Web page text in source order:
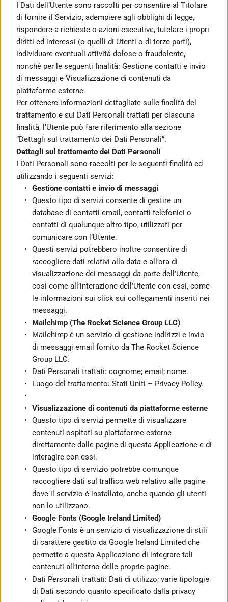
I Dati dell’Utente sono raccolti per consentire al Titolare
di fornire il Servizio, adempiere agli obblighi di legge,
rispondere a richieste o azioni esecutive, tutelare i propri
diritti ed interessi (o quelli di Utenti o di terze parti),
individuare eventuali attività dolose o fraudolente,
nonché per le seguenti finalità: Gestione contatti e invio
di messaggi e Visualizzazione di contenuti da
piattaforme esterne.
Per ottenere informazioni dettagliate sulle finalità del
trattamento e sui Dati Personali trattati per ciascuna
finalità, l’Utente può fare riferimento alla sezione
“Dettagli sul trattamento dei Dati Personali”.
Dettagli sul trattamento dei Dati Personali
I Dati Personali sono raccolti per le seguenti finalità ed
utilizzando i seguenti servizi:
Gestione contatti e invio di messaggi
Questo tipo di servizi consente di gestire un
database di contatti email, contatti telefonici o
contatti di qualunque altro tipo, utilizzati per
comunicare con l’Utente.
Questi servizi potrebbero inoltre consentire di
raccogliere dati relativi alla data e all’ora di
visualizzazione dei messaggi da parte dell’Utente,
così come all’interazione dell’Utente con essi, come
le informazioni sui click sui collegamenti inseriti nei
messaggi.
Mailchimp (The Rocket Science Group LLC)
Mailchimp è un servizio di gestione indirizzi e invio
di messaggi email fornito da The Rocket Science
Group LLC.
Dati Personali trattati: cognome; email; nome.
Luogo del trattamento: Stati Uniti – Privacy Policy.
Visualizzazione di contenuti da piattaforme esterne
Questo tipo di servizi permette di visualizzare
contenuti ospitati su piattaforme esterne
direttamente dalle pagine di questa Applicazione e di
interagire con essi.
Questo tipo di servizio potrebbe comunque
raccogliere dati sul traffico web relativo alle pagine
dove il servizio è installato, anche quando gli utenti
non lo utilizzano.
Google Fonts (Google Ireland Limited)
Google Fonts è un servizio di visualizzazione di stili
di carattere gestito da Google Ireland Limited che
permette a questa Applicazione di integrare tali
contenuti all’interno delle proprie pagine.
Dati Personali trattati: Dati di utilizzo; varie tipologie
di Dati secondo quanto specificato dalla privacy